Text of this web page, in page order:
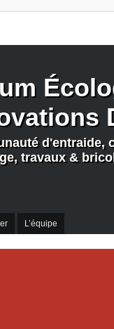
L’équipe
d'entraide,
travaux &